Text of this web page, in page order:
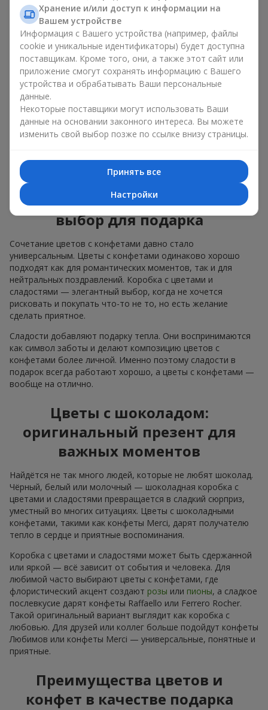
Длякорпоративного мероприятияподойдёт
премиальный подарок: здесь коробка с цветами и
сладостями дополняется изысканными каллами,
герберамиилиорхидеямии элитными сладостями;
Нежные букеты изэустомы, тюльпановили
альстромериихорошо сочетаются с конфетами
Merci, поддерживая нежную подачу и лёгкое
настроение — как
ребёнка или ко Дню всех влюблённых.
Мы поможем вам подобрать лучшее сочетание цветочного
микса и сладостей под ваш повод и оформим подарок —
Коробка с цветами и
сладостями — ваш лучший
выбор для подарка
Сочетание цветов с конфетами давно стало
универсальным. Цветы с конфетами одинаково хорошо
подходят как для романтических моментов, так и для
нейтральных поздравлений. Коробка с цветами и
сладостями — элегантный выбор, когда не хочется
рисковать и покупать что-то не то, но есть желание
сделать приятное.
Сладости добавляют подарку тепла. Они воспринимаются
как символ заботы и делают композицию цветов с
конфетами более личной. Именно поэтому сладости в
подарок всегда работают хорошо, а цветы с конфетами —
вообще на отлично.
Цветы с шоколадом:
оригинальный презент для
важных моментов
Найдётся не так много людей, которые не любят шоколад.
Чёрный, белый или молочный — шоколадная коробка с
цветами и сладостями превращается в сладкий сюрприз,
уместный во многих ситуациях. Цветы с шоколадными
конфетами, такими как конфеты Merci, дарят получателю
тепло в сердце и приятные воспоминания.
Коробка с цветами и сладостями может быть сдержанной
или яркой — всё зависит от события и человека. Для
любимой часто выбирают цветы с конфетами, где
флористический акцент создают розы или пионы, а сладкое
послевкусие дарят конфеты Raffaello или Ferrero Rocher.
Такой оригинальный вариант выглядит как коробка с
любовью. Для друзей или коллег больше подойдут конфеты
Любимов или конфеты Merci — универсальные, понятные и
приятные.
Преимущества цветов и
конфет в качестве подарка
Хранение и/или доступ к информации на
Вашем устройстве
Информация с Вашего устройства (например, файлы
cookie и уникальные идентификаторы) будет доступна
поставщикам. Кроме того, они, а также этот сайт или
приложение смогут сохранять информацию с Вашего
устройства и обрабатывать Ваши персональные
данные.
Некоторые поставщики могут использовать Ваши
данные на основании законного интереса. Вы можете
изменить свой выбор позже по ссылке внизу страницы.
Принять все
Настройки